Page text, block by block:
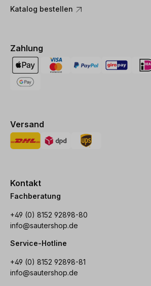
Katalog bestellen
Zahlung
Versand
Kontakt
Fachberatung
+49 (0) 8152 92898-80
info@sautershop.de
Service-Hotline
+49 (0) 8152 92898-81
info@sautershop.de